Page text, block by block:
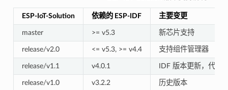
ESP-IoT-Solution 依赖的 ESP-IDF 主要变更
master >= v5.3 新芯片支持
release/v2.0 <= v5.3, >= v4.4 支持组件管理器
release/v1.1 v4.0.1 IDF 版本更新，代码
release/v1.0 v3.2.2 历史版本